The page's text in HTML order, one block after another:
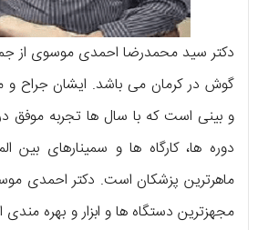
دکتر سید محمدرضا احمدی موسوی از
گوش در کرمان می باشد. ایشان
و بینی است که با سال ها تجربه موفق
دوره ها، کارگاه ها و سمینارهای بین
ماهرترین پزشکان است. دکتر احمدی
مجهزترین دستگاه ها و ابزار و بهره مندی